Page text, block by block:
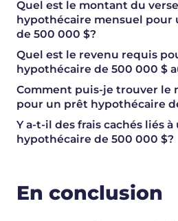
Quel est le montant du
hypothécaire mensuel pour
de 500 000 $?
Quel est le revenu requis
hypothécaire de 500 000 $
Comment puis-je trouver le
pour un prêt hypothécaire
Y a-t-il des frais cachés liés
hypothécaire de 500 000 $?
En conclusion